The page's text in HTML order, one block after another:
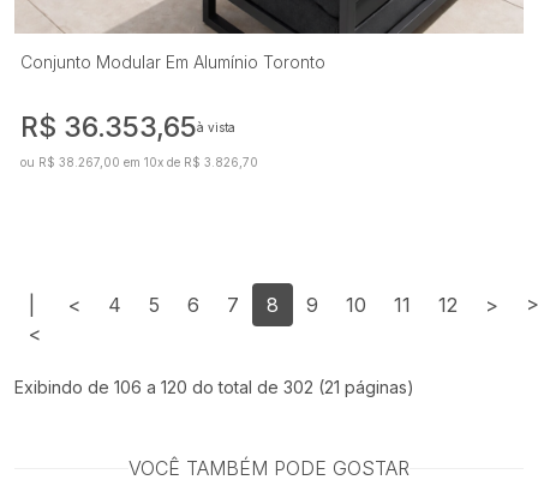
Conjunto Modular Em Alumínio Toronto
R$ 36.353,65à vista
ou R$ 38.267,00 em 10x de R$ 3.826,70
<
< 4 5 6 7 8 9 10 11 12 >
Exibindo de 106 a 120 do total de 302 (21 páginas)
VOCÊ TAMBÉM PODE GOSTAR